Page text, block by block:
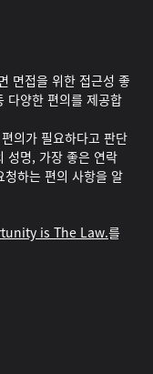
면접을 위한 접근성 좋
다양한 편의를 제공합
의가 필요하다고 판단
성명, 가장 좋은 연락
하는 편의 사항을 알
is The Law.를